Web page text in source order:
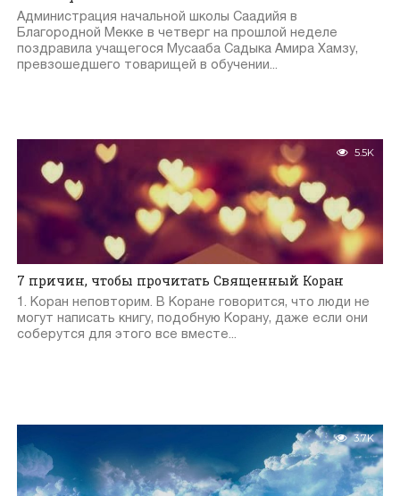
Администрация начальной школы Саадийя в
Благородной Мекке в четверг на прошлой неделе
поздравила учащегося Мусааба Садыка Амира Хамзу,
превзошедшего товарищей в обучении...
5.5K
7 причин, чтобы прочитать Священный Коран
1. Коран неповторим. В Коране говорится, что люди не
могут написать книгу, подобную Корану, даже если они
соберутся для этого все вместе...
3.7K